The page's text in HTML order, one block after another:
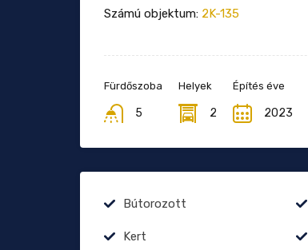
Számú objektum: 2K-135
Fürdőszoba
5
Helyek
2
Építés éve
2023
Bútorozott
Kert